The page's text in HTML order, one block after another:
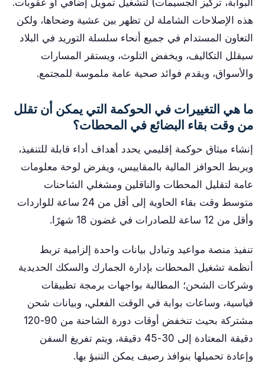
البوابة، تركيز الجسيمات) لتشغيل تمويل إضافي أو عقوبات.
هذه الإصلاحات الشاملة لن تظهر بين عشية وضحاها، ولكن
التعاون المستدام في جميع أنحاء سلسلة التوريد في البلاد
سيقلل التكاليف، ويخفض التلوث، ويستقر المسارات
والأسواق، ويقدم فوائد صحية عامة ملموسة للمجتمع.
ما هي التغييرات في الحوكمة التي يمكن أن تقلل
من وقت بقاء البضائع في المحطات؟
إنشاء ميثاق حوكمة إقليمي يحدد أهداف أداء قابلة للتنفيذ،
ويربط الحوافز المالية بالمقاييس، ويفرض لوحة معلومات
عامة لتقليل المحطات والناقلين ومشغلي الشاحنات
متوسط ​​وقت بقاء الحاوية إلى أقل من 24 ساعة للواردات
وأقل من 12 ساعة للصادرات في غضون 18 شهرًا.
تنفيذ منصة مواعيد وتبادل بيانات واحدة إلزامية تربط
أنظمة تشغيل المحطات بإدارة الجمارك والسكك الحديدية
وشركات الشحن؛ المطالبة بواجهات برمجة تطبيقات
قياسية، وساعات بوابة في الوقت الفعلي، وبيانات شحن
مشتركة بحيث تنخفض أوقات دورة الشاحنة من 90-120
دقيقة المعتادة إلى 30-45 دقيقة، ويتم تفريغ السفن
وإعادة تحميلها بنوافذ رصيف يمكن التنبؤ بها.